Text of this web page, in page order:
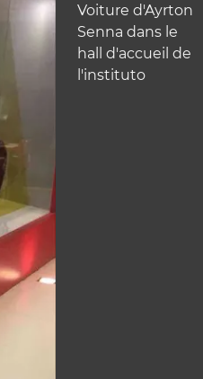
Voiture d'Ayrton
Senna dans le
hall d'accueil de
l'instituto